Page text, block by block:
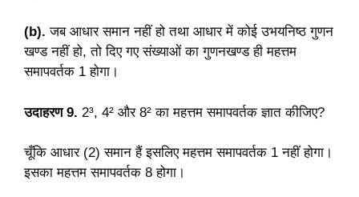
(b). जब आधार समान नहीं हो तथा आधार में कोई उभयनिष्ठ गुणन
खण्ड नहीं हो, तो दिए गए संख्याओं का गुणनखण्ड ही महत्तम
समापवर्तक 1 होगा।
उदाहरण 9. 2³, 4² और 8² का महत्तम समापवर्तक ज्ञात कीजिए?
चूँकि आधार (2) समान हैं इसलिए महत्तम समापवर्तक 1 नहीं होगा।
इसका महत्तम समापवर्तक 8 होगा।